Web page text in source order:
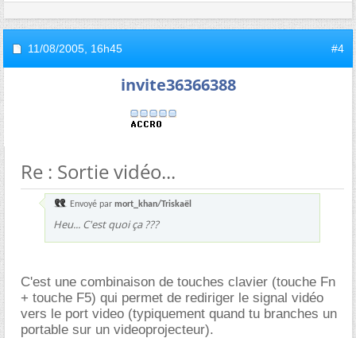
11/08/2005, 16h45 #4
invite36366388
Re : Sortie vidéo...
Envoyé par mort_khan/Triskaël
Heu... C'est quoi ça ???
C'est une combinaison de touches clavier (touche Fn
+ touche F5) qui permet de rediriger le signal vidéo
vers le port video (typiquement quand tu branches un
portable sur un videoprojecteur).